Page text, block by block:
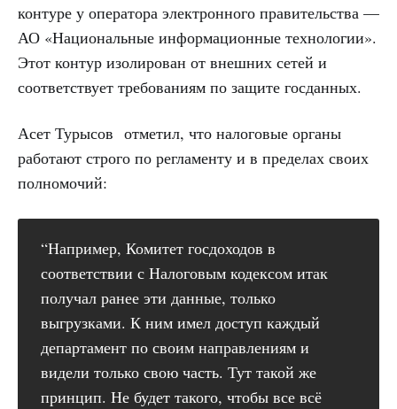
контуре у оператора электронного правительства —
АО «Национальные информационные технологии».
Этот контур изолирован от внешних сетей и
соответствует требованиям по защите госданных.
Асет Турысов отметил, что налоговые органы
работают строго по регламенту и в пределах своих
полномочий:
“Например, Комитет госдоходов в
соответствии с Налоговым кодексом итак
получал ранее эти данные, только
выгрузками. К ним имел доступ каждый
департамент по своим направлениям и
видели только свою часть. Тут такой же
принцип. Не будет такого, чтобы все всё